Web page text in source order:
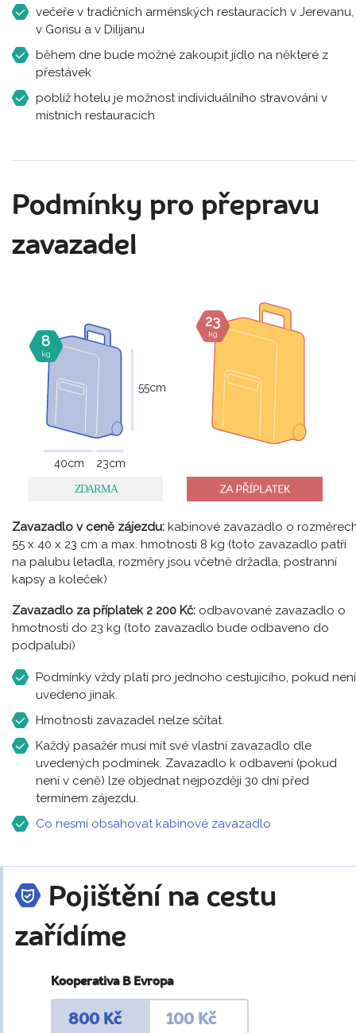
večeře v tradičních arménských restauracích v Jerevanu,
v Gorisu a v Dilijanu
během dne bude možné zakoupit jídlo na některé z
přestávek
poblíž hotelu je možnost individuálního stravování v
místních restauracích
Podmínky pro přepravu
zavazadel
8
kg
55cm
40cm 23cm
23
kg
Zavazadlo v ceně zájezdu: kabinové zavazadlo o
55 x 40 x 23 cm a max. hmotnosti 8 kg (toto zavazadlo patří
na palubu letadla, rozměry jsou včetně držadla, postranní
kapsy a koleček)
Zavazadlo za příplatek 2 200 Kč: odbavované zavazadlo o
hmotnosti do 23 kg (toto zavazadlo bude odbaveno do
podpalubí)
Podmínky vždy platí pro jednoho cestujícího, pokud není
uvedeno jinak.
Hmotnosti zavazadel nelze sčítat.
Každý pasažér musí mít své vlastní zavazadlo dle
uvedených podmínek. Zavazadlo k odbavení (pokud
není v ceně) lze objednat nejpozději 30 dní před
termínem zájezdu.
Co nesmí obsahovat kabinové zavazadlo
Pojištění na cestu
zařídíme
Kooperativa B Evropa
800 Kč 100 Kč